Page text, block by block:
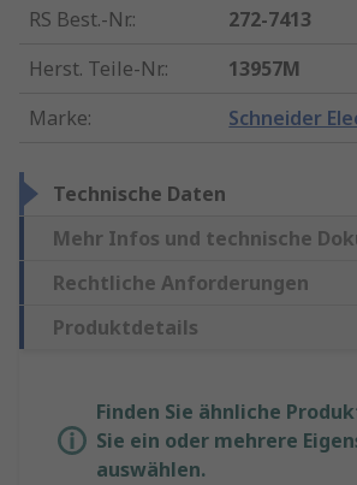
RS Best.-Nr.:
272-7413
Herst. Teile-Nr.:
13957M
Marke: Schneider
Technische Daten
Mehr Infos und technische
Rechtliche Anforderungen
Produktdetails
Finden Sie ähnliche
Sie ein oder mehrere
auswählen.